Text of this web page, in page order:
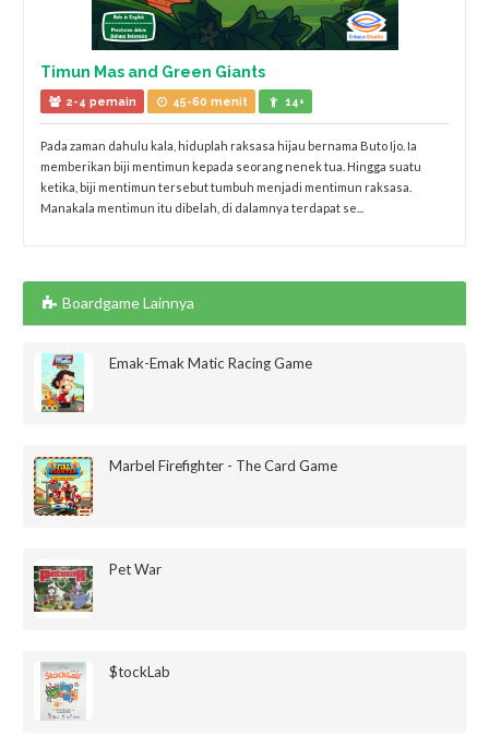
Timun Mas and Green Giants
2-4 pemain 45-60 menit 14+
Pada zaman dahulu kala, hiduplah raksasa hijau bernama Buto Ijo. Ia
memberikan biji mentimun kepada seorang nenek tua. Hingga suatu
ketika, biji mentimun tersebut tumbuh menjadi mentimun raksasa.
Manakala mentimun itu dibelah, di dalamnya terdapat se...
Boardgame Lainnya
Emak-Emak Matic Racing Game
Marbel Firefighter - The Card Game
Pet War
$tockLab